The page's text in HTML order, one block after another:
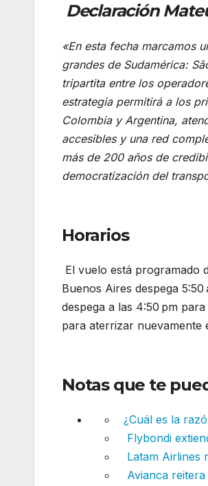
Declaración
«En esta fecha marcamos
grandes de Sudamérica:
tripartita entre los
estrategia permitirá a los
Colombia y Argentina,
accesibles y una red
más de 200 años de
democratización del
Horarios
El vuelo está programado
Buenos Aires despega
despega a las 4:50 pm
para aterrizar nuevamente
Notas que te
¿Cuál es la
Flybondi
Latam Airlines
Avianca